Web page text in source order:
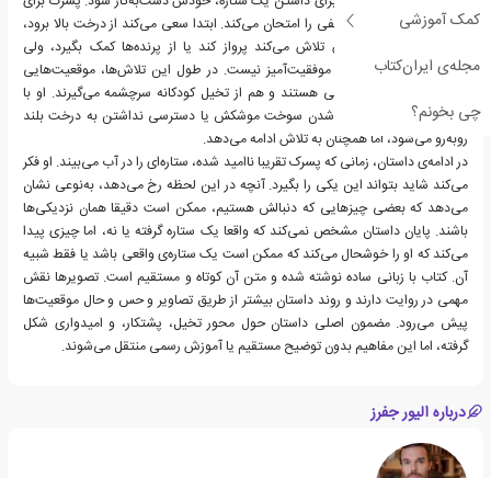
کمک آموزشی
مجله‌ی ایران‌کتاب
چی بخونم؟
گرفتن ستاره راه‌های مختلفی را امتحان می‌کند. ابتدا سعی می‌کند از درخت بالا برود،
بعد با موشک کاغذی‌اش تلاش می‌کند پرواز کند یا از پرنده‌ها کمک بگیرد، ولی
هیچ‌کدام از این روش‌ها موفقیت‌آمیز نیست. در طول این تلاش‌ها، موقعیت‌هایی
پیش می‌آید که هم واقعی هستند و هم از تخیل کودکانه سرچشمه می‌گیرند. او با
مسائل ساده‌ای مثل تمام شدن سوخت موشکش یا دسترسی نداشتن به درخت بلند
روبه‌رو می‌شود، اما همچنان به تلاش ادامه می‌دهد.
در ادامه‌ی داستان، زمانی که پسرک تقریبا ناامید شده، ستاره‌ای را در آب می‌بیند. او فکر
می‌کند شاید بتواند این یکی را بگیرد. آنچه در این لحظه رخ می‌دهد، به‌نوعی نشان
می‌دهد که بعضی چیزهایی که دنبالش هستیم، ممکن است دقیقا همان نزدیکی‌ها
باشند. پایان داستان مشخص نمی‌کند که واقعا یک ستاره گرفته یا نه، اما چیزی پیدا
می‌کند که او را خوشحال می‌کند که ممکن است یک ستاره‌ی واقعی باشد یا فقط شبیه
آن. کتاب با زبانی ساده نوشته شده و متن آن کوتاه و مستقیم است. تصویرها نقش
مهمی در روایت دارند و روند داستان بیشتر از طریق تصاویر و حس و حال موقعیت‌ها
پیش می‌رود. مضمون اصلی داستان حول محور تخیل، پشتکار، و امیدواری شکل
گرفته، اما این مفاهیم بدون توضیح مستقیم یا آموزش رسمی منتقل می‌شوند.
درباره الیور جفرز